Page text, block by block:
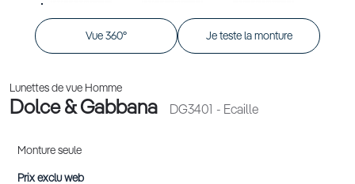
Lunettes de vue Homme
Dolce & Gabbana DG3401 - Ecaille
Monture seule
Prix exclu web
Vue 360° Je teste la monture